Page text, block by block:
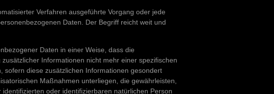
Verfahren ausgeführte Vorgang oder jede
Daten. Der Begriff reicht weit und
Daten in einer Weise, dass die
Informationen nicht mehr einer spezifischen
sofern diese zusätzlichen Informationen gesondert
Maßnahmen unterliegen, die gewährleisten,
oder identifizierbaren natürlichen Person